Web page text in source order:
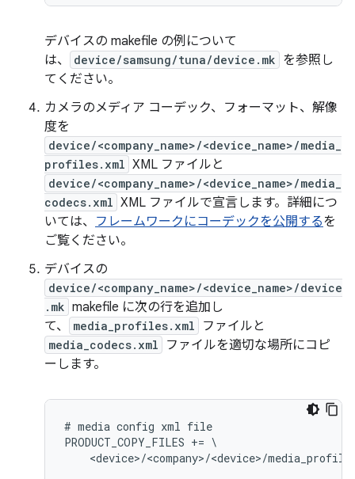
デバイスの makefile の例について
は、
device/samsung/tuna/device.mk を参照し
てください。
カメラのメディア コーデック、フォーマット、解像
度を
device/<company_name>/<device_name>/media_
profiles.xml XML ファイルと
device/<company_name>/<device_name>/media_
codecs.xml XML ファイルで宣言します。詳細につ
いては、 フレームワークにコーデックを公開するを
ご覧ください。
デバイスの
device/<company_name>/<device_name>/device
.mk makefile に次の行を追加し
て、
media_profiles.xml ファイルと
media_codecs.xml
ファイルを適切な場所にコピ
ーします。
# media config xml file
PRODUCT_COPY_FILES += \
<device>/<company>/<device>/